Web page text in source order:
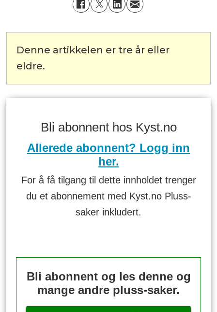
Denne artikkelen er tre år eller
eldre.
Bli abonnent hos Kyst.no
Allerede abonnent? Logg inn
her.
For å få tilgang til dette innholdet trenger
du et abonnement med Kyst.no Pluss-
saker inkludert.
Bli abonnent og les denne og
mange andre pluss-saker.